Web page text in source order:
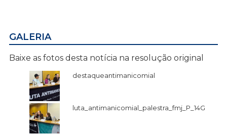
GALERIA
Baixe as fotos desta notícia na resolução original
destaqueantimanicomial
luta_antimanicomial_palestra_fmj_P_14G